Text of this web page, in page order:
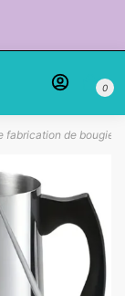
0
fabrication de bougies